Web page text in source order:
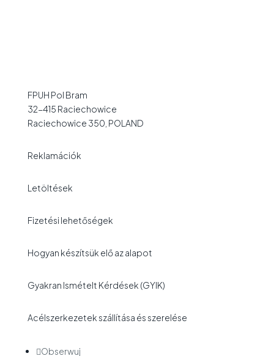
FPUH Pol Bram
32-415 Raciechowice
Raciechowice 350, POLAND
Reklamációk
Letöltések
Fizetési lehetőségek
Hogyan készítsük elő az alapot
Gyakran Ismételt Kérdések (GYIK)
Acélszerkezetek szállítása és szerelése
Obserwuj